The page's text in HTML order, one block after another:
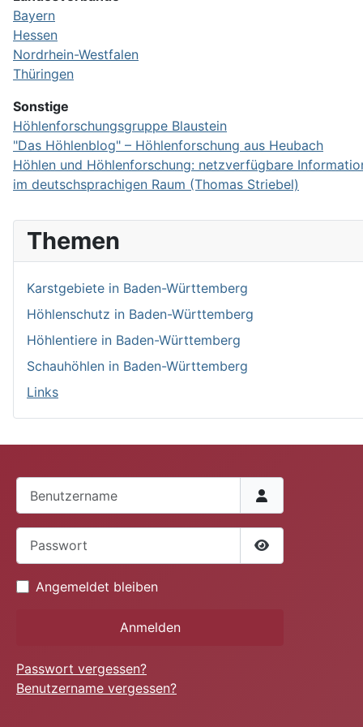
Bayern
Hessen
Nordrhein-Westfalen
Thüringen
Sonstige
Höhlenforschungsgruppe Blaustein
"Das Höhlenblog" – Höhlen­forschung aus Heubach
Höhlen und Höhlen­forschung: netz­ver­fügbare
im deutsch­sprachigen Raum (Thomas Striebel)
Themen
Karstgebiete in Baden-Württemberg
Höhlenschutz in Baden-Württemberg
Höhlentiere in Baden-Württemberg
Schauhöhlen in Baden-Württemberg
Links
Passwort
Passwort
Angemeldet bleiben
Anmelden
Passwort vergessen?
Benutzername vergessen?